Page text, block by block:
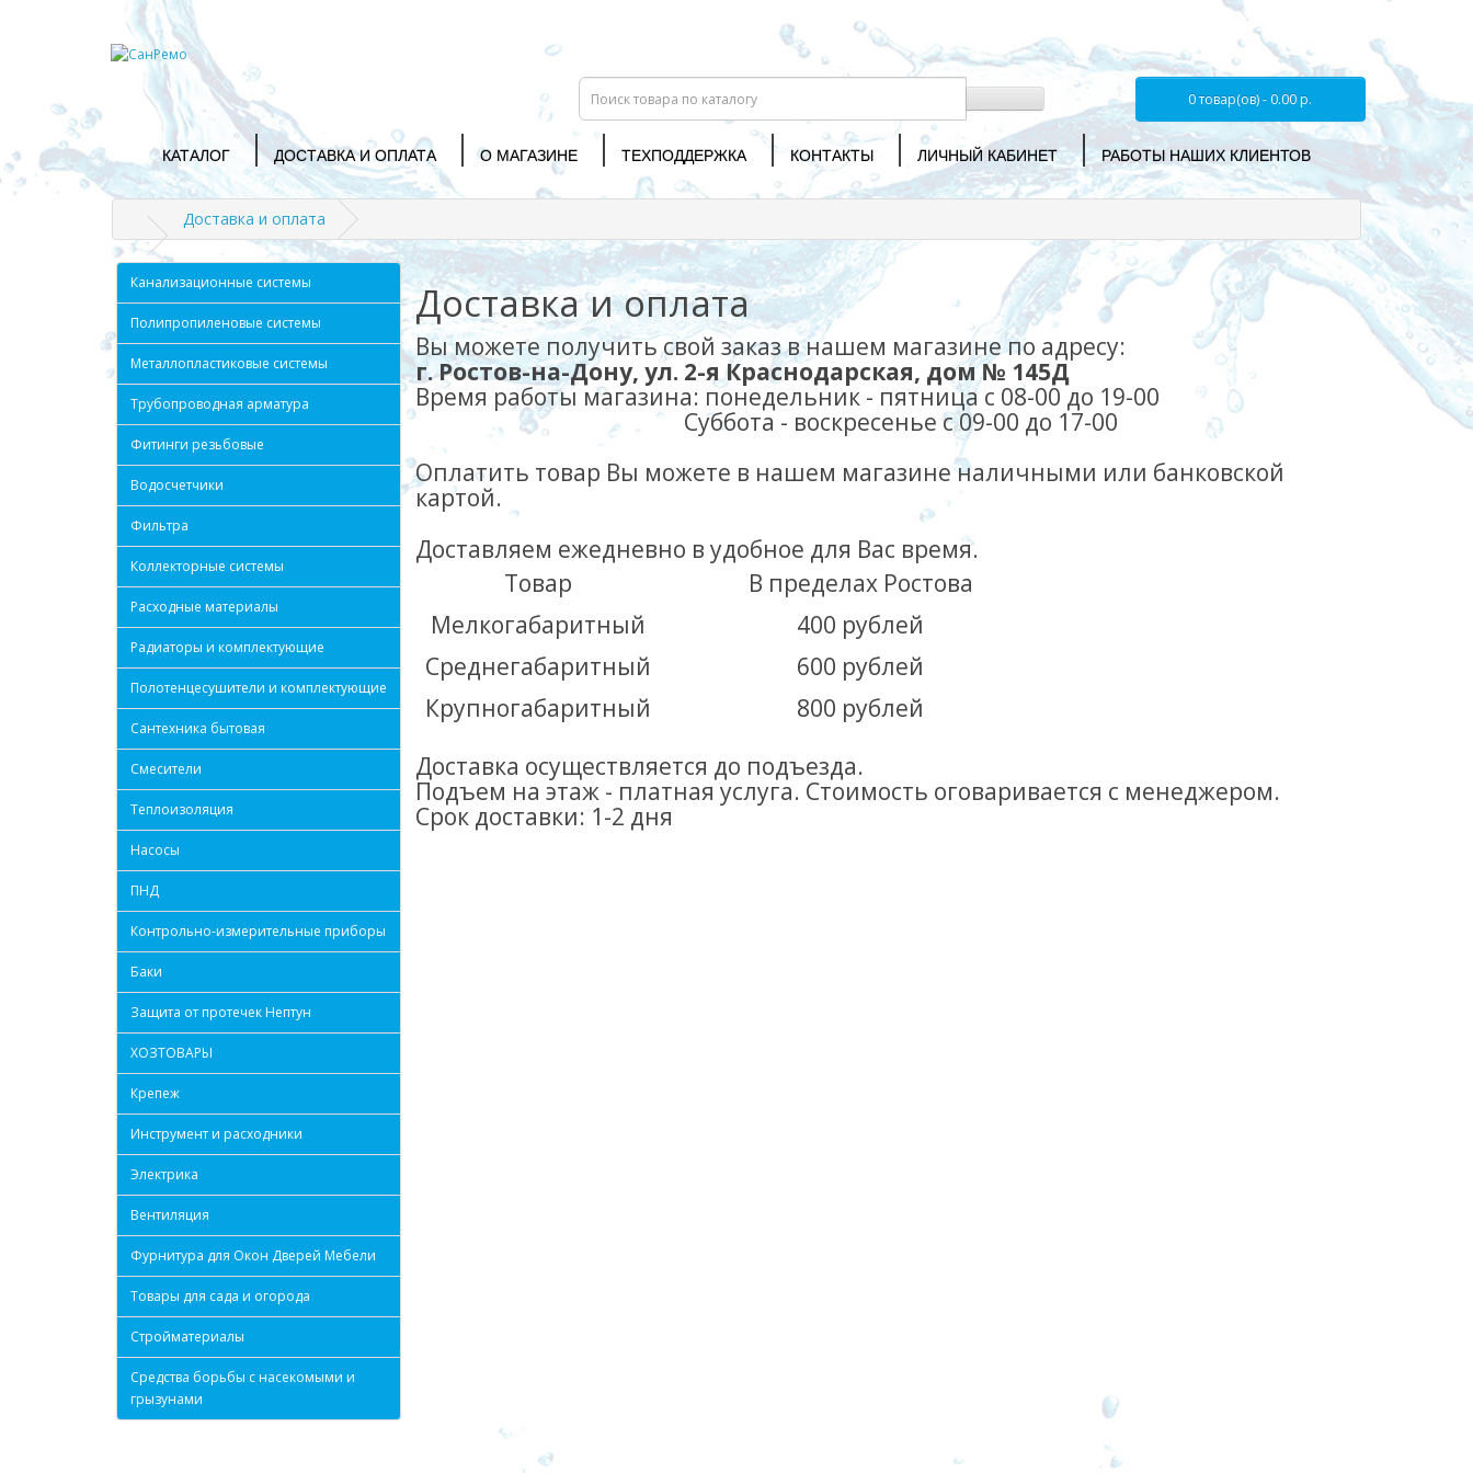
0 товар(ов) - 0.00 р.
КАТАЛОГ ДОСТАВКА И ОПЛАТА О МАГАЗИНЕ ТЕХПОДДЕРЖКА КОНТАКТЫ ЛИЧНЫЙ КАБИНЕТ РАБОТЫ НАШИХ КЛИЕНТОВ
Доставка и оплата
Канализационные системы
Полипропиленовые системы
Металлопластиковые системы
Трубопроводная арматура
Фитинги резьбовые
Водосчетчики
Фильтра
Коллекторные системы
Расходные материалы
Радиаторы и комплектующие
Полотенцесушители и комплектующие
Сантехника бытовая
Смесители
Теплоизоляция
Насосы
ПНД
Контрольно-измерительные приборы
Баки
Защита от протечек Нептун
ХОЗТОВАРЫ
Крепеж
Инструмент и расходники
Электрика
Вентиляция
Фурнитура для Окон Дверей Мебели
Товары для сада и огорода
Стройматериалы
Средства борьбы с насекомыми и
грызунами
Доставка и оплата
Вы можете получить свой заказ в нашем магазине по адресу:
г. Ростов-на-Дону, ул. 2-я Краснодарская, дом № 145Д
Время работы магазина: понедельник - пятница с 08-00 до 19-00
Суббота - воскресенье с 09-00 до 17-00
Оплатить товар Вы можете в нашем магазине наличными или банковской
картой.
Доставляем ежедневно в удобное для Вас время.
Товар
В пределах Ростова
Мелкогабаритный
400 рублей
Среднегабаритный
600 рублей
Крупногабаритный
800 рублей
Доставка осуществляется до подъезда.
Подъем на этаж - платная услуга. Стоимость оговаривается с менеджером.
Срок доставки: 1-2 дня